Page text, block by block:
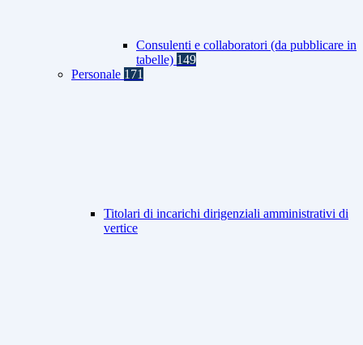
Consulenti e collaboratori (da pubblicare in
tabelle) 149
Personale 171
Titolari di incarichi dirigenziali amministrativi di
vertice